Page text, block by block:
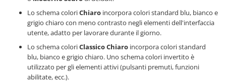
Lo schema coloriChiaro incorpora colori standard blu, bianco e
grigio chiaro con meno contrasto negli elementi dell'interfaccia
utente, adatto per lavorare durante il giorno.
Lo schema coloriClassico Chiaro incorpora colori standard
blu, bianco e grigio chiaro. Uno schema colori invertito è
utilizzato per gli elementi attivi (pulsanti premuti, funzioni
abilitate, ecc.).